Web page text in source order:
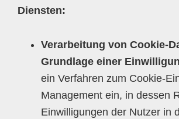
Diensten:
Verarbeitung von Cookie-
Grundlage einer
ein Verfahren zum Cookie-
Management ein, in dessen
Einwilligungen der Nutzer in